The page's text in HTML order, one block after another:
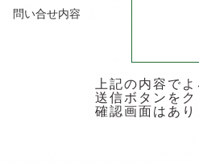
問い合せ内容
上記の内容で
送信ボタンを
確認画面はあ